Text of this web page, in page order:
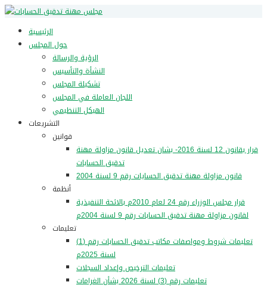
الرئيسية
حول المجلس
الرؤية والرسالة
النشأة والتأسيس
تشكيلة المجلس
اللجان العاملة في المجلس
الهيكل التنظيمي
التشريعات
قوانين
قرار بقانون 12 لسنة 2016- بشان تعديل قانون مزاولة مهنة
تدقيق الحسابات
قانون مزاولة مهنة تدقيق الحسايات رقم 9 لسنة 2004
أنظمة
قرار مجلس الوزراء رقم 24 لعام 2010م بالائحة التنفيذية
لقانون مزاولة مهنة تدقيق الحسابات رقم 9 لسنة 2004م
تعليمات
تعليمات شروط ومواصفات مكاتب تدقيق الحسابات رقم (1)
لسنة 2025م
تعليمات الترخيص وإعداد السجلات
تعليمات رقم (3) لسنة 2026 بشأن الغرامات